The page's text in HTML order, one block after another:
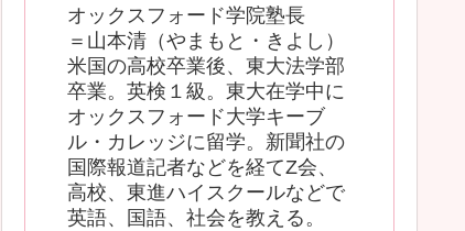
オックスフォード学院塾長
＝山本清（やまもと・きよし）
米国の高校卒業後、東大法学部
卒業。英検１級。東大在学中に
オックスフォード大学キーブ
ル・カレッジに留学。新聞社の
国際報道記者などを経てZ会、
高校、東進ハイスクールなどで
英語、国語、社会を教える。